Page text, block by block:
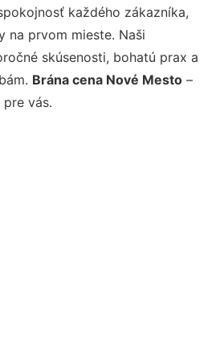
každého zákazníka,
na prvom mieste. Naši
skúsenosti, bohatú prax a
Brána cena Nové Mesto –
vás.